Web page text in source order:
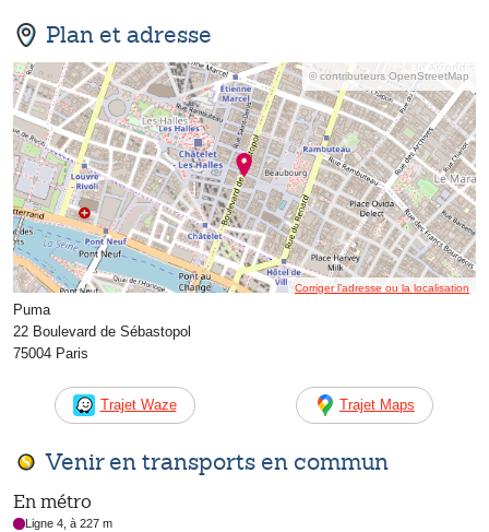
Plan et adresse
© contributeurs OpenStreetMap
Corriger l’adresse ou la localisation
Puma
22 Boulevard de Sébastopol
75004 Paris
Trajet Waze Trajet Maps
Venir en transports en commun
En métro
Ligne 4, à 227 m